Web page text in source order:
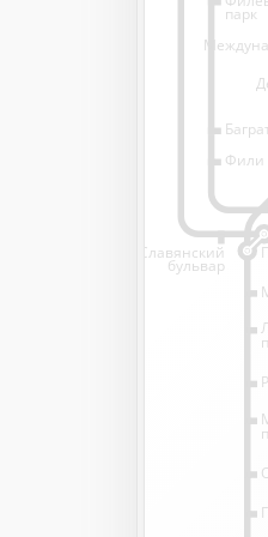
парк
Фили
Славянский
бульвар